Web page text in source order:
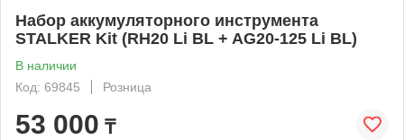
Набор аккумуляторного инструмента
STALKER Kit (RH20 Li BL + AG20-125 Li BL)
В наличии
Код: 69845
Розница
53 000 ₸